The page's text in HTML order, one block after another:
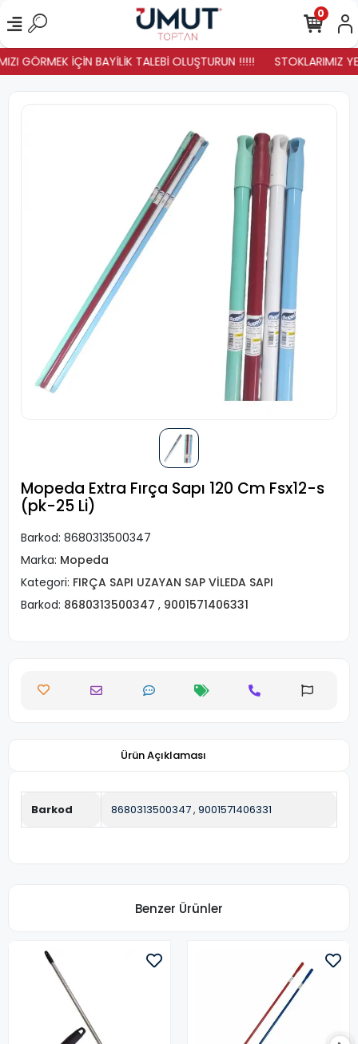
GÖRMEK İÇİN BAYİLİK TALEBİ OLUŞTURUN !!!!! STOKLARIMIZ
0
Mopeda Extra Fırça Sapı 120 Cm Fsx12-s
(pk-25 Li)
Barkod: 8680313500347
Marka: Mopeda
Kategori: FIRÇA SAPI UZAYAN SAP VİLEDA SAPI
Barkod: 8680313500347 , 9001571406331
Ürün Açıklaması
Barkod 8680313500347, 9001571406331
Benzer Ürünler